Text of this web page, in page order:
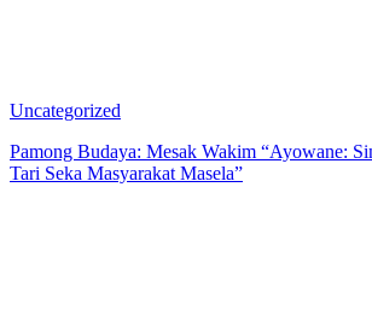
Uncategorized
Pamong Budaya: Mesak Wakim “Ayowane:
Tari Seka Masyarakat Masela”